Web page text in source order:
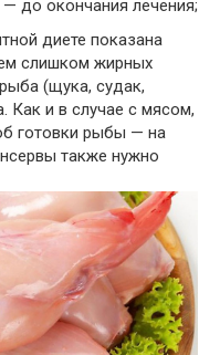
до окончания лечения;
диете показана
слишком жирных
(щука, судак,
Как и в случае с мясом,
готовки рыбы — на
также нужно